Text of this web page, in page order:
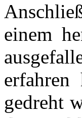
einem
gedreht